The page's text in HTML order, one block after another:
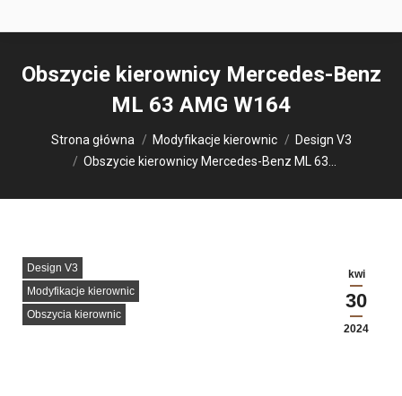
Obszycie kierownicy Mercedes-Benz
ML 63 AMG W164
Jesteś tutaj:
Strona główna Modyfikacje kierownic
Design V3
Obszycie kierownicy Mercedes-Benz ML 63…
kwi
30
2024
Design V3
Modyfikacje kierownic
Obszycia kierownic